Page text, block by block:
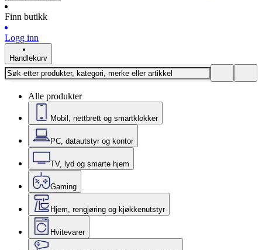
Finn butikk
Logg inn
Handlekurv
Alle produkter
Mobil, nettbrett og smartklokker
PC, datautstyr og kontor
TV, lyd og smarte hjem
Gaming
Hjem, rengjøring og kjøkkenutstyr
Hvitevarer